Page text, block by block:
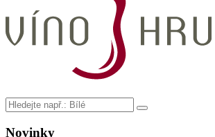
Novinky